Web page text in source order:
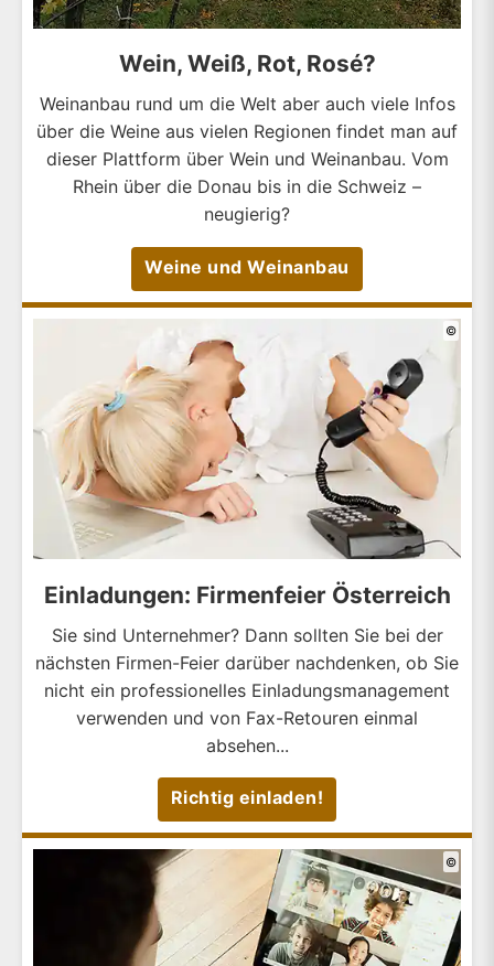
Wein, Weiß, Rot, Rosé?
Weinanbau rund um die Welt aber auch viele Infos
über die Weine aus vielen Regionen findet man auf
dieser Plattform über Wein und Weinanbau. Vom
Rhein über die Donau bis in die Schweiz –
neugierig?
Weine und Weinanbau
©
Einladungen: Firmenfeier Österreich
Sie sind Unternehmer? Dann sollten Sie bei der
nächsten Firmen-Feier darüber nachdenken, ob Sie
nicht ein professionelles Einladungsmanagement
verwenden und von Fax-Retouren einmal
absehen...
Richtig einladen!
©